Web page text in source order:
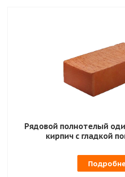
Рядовой полнотелый
кирпич с гладкой